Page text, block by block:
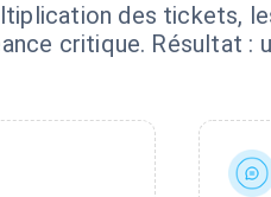
des tickets,
critique. Résultat :